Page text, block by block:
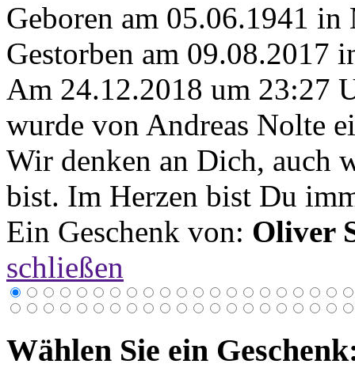
Geboren am 05.06.1941 in
Gestorben am 09.08.2017
Am 24.12.2018 um 23:27
wurde von Andreas Nolte
Wir denken an Dich, auch
bist. Im Herzen bist Du
Ein Geschenk von: Oliver
schließen
Wählen Sie ein